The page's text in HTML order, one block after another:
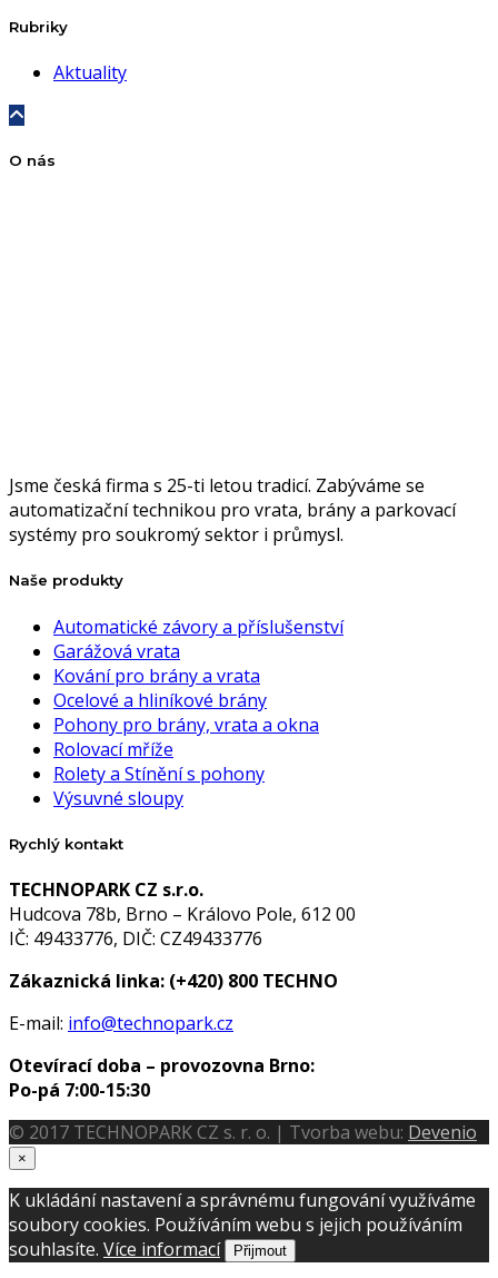
Rubriky
Aktuality
O nás
Jsme česká firma s 25-ti letou tradicí. Zabýváme se
automatizační technikou pro vrata, brány a parkovací
systémy pro soukromý sektor i průmysl.
Naše produkty
Automatické závory a příslušenství
Garážová vrata
Kování pro brány a vrata
Ocelové a hliníkové brány
Pohony pro brány, vrata a okna
Rolovací mříže
Rolety a Stínění s pohony
Výsuvné sloupy
Rychlý kontakt
TECHNOPARK CZ s.r.o.
Hudcova 78b, Brno – Královo Pole, 612 00
IČ: 49433776, DIČ: CZ49433776
Zákaznická linka: (+420) 800 TECHNO
E-mail: info@technopark.cz
Otevírací doba – provozovna Brno:
Po-pá 7:00-15:30
© 2017 TECHNOPARK CZ s. r. o. | Tvorba webu: Devenio
×
K ukládání nastavení a správnému fungování využíváme
soubory cookies. Používáním webu s jejich používáním
souhlasíte. Více informací Přijmout